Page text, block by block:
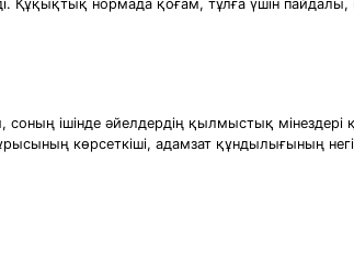
нормада қоғам, тұлға үшін пайдалы,
iшiнде әйелдердiң қылмыстық мiнездерi
көрсеткiшi, адамзат құндылығының